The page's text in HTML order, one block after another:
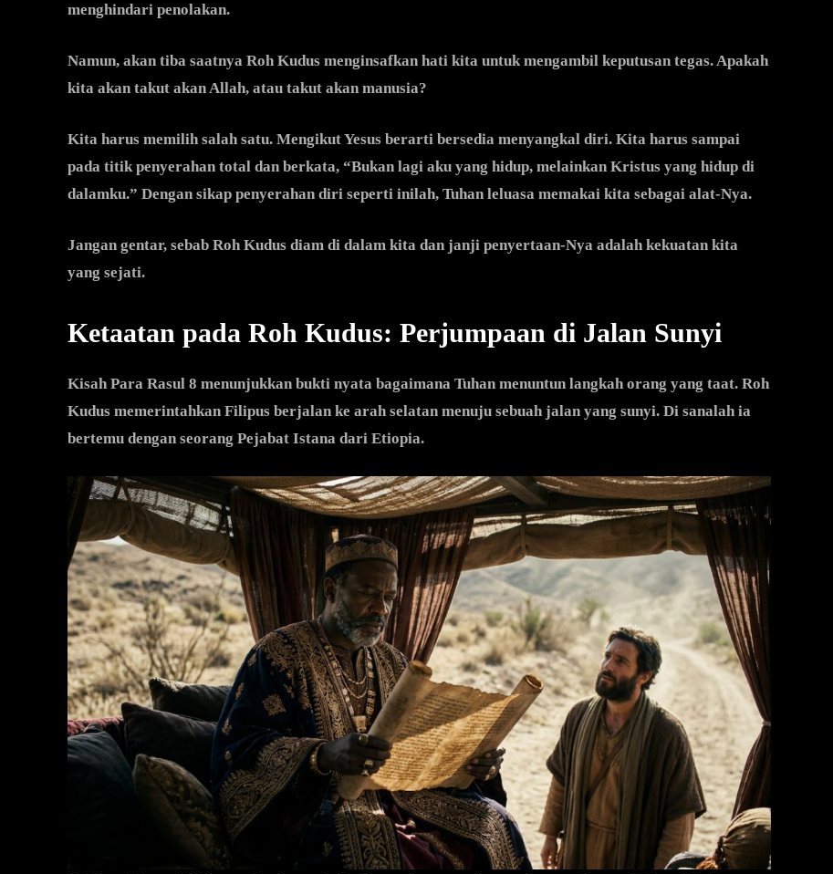
menghindari penolakan.
Namun, akan tiba saatnya Roh Kudus menginsafkan hati kita untuk mengambil keputusan tegas. Apakah
kita akan takut akan Allah, atau takut akan manusia?
Kita harus memilih salah satu. Mengikut Yesus berarti bersedia menyangkal diri. Kita harus sampai
pada titik penyerahan total dan berkata, “Bukan lagi aku yang hidup, melainkan Kristus yang hidup di
dalamku.” Dengan sikap penyerahan diri seperti inilah, Tuhan leluasa memakai kita sebagai alat-Nya.
Jangan gentar, sebab Roh Kudus diam di dalam kita dan janji penyertaan-Nya adalah kekuatan kita
yang sejati.
Ketaatan pada Roh Kudus: Perjumpaan di Jalan Sunyi
Kisah Para Rasul 8 menunjukkan bukti nyata bagaimana Tuhan menuntun langkah orang yang taat. Roh
Kudus memerintahkan Filipus berjalan ke arah selatan menuju sebuah jalan yang sunyi. Di sanalah ia
bertemu dengan seorang Pejabat Istana dari Etiopia.